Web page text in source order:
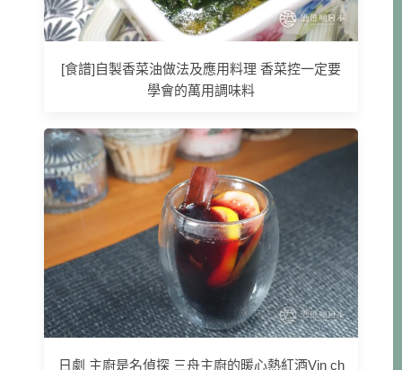
[食譜]自製香菜油做法及應用料理 香菜控一定要
學會的萬用調味料
日劇 主廚是名偵探 三舟主廚的暖心熱紅酒Vin ch